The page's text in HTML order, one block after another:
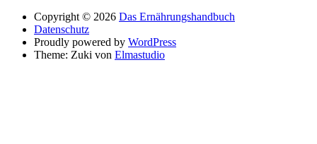
Copyright © 2026 Das Ernährungshandbuch
Datenschutz
Proudly powered by WordPress
Theme: Zuki von Elmastudio